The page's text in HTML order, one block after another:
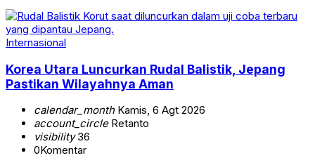
Internasional
Korea Utara Luncurkan Rudal Balistik, Jepang
Pastikan Wilayahnya Aman
calendar_monthKamis, 6 Agt 2026
account_circleRetanto
visibility36
0Komentar